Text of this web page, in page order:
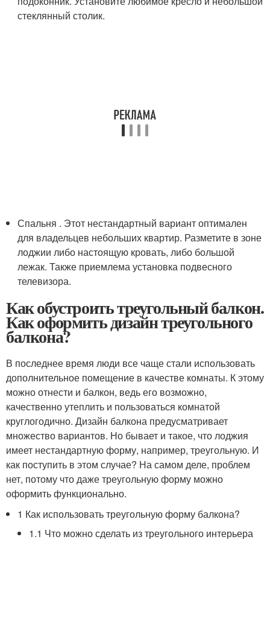
стеклянный столик.
Спальня . Этот нестандартный вариант оптимален
для владельцев небольших квартир. Разметите в зоне
лоджии либо настоящую кровать, либо большой
лежак. Также приемлема установка подвесного
телевизора.
Как обустроить треугольный балкон.
Как оформить дизайн треугольного
балкона?
В последнее время люди все чаще стали использовать
дополнительное помещение в качестве комнаты. К этому
можно отнести и балкон, ведь его возможно,
качественно утеплить и пользоваться комнатой
круглогодично. Дизайн балкона предусматривает
множество вариантов. Но бывает и такое, что лоджия
имеет нестандартную форму, например, треугольную. И
как поступить в этом случае? На самом деле, проблем
нет, потому что даже треугольную форму можно
оформить функционально.
1 Как использовать треугольную форму балкона?
1.1 Что можно сделать из треугольного интерьера